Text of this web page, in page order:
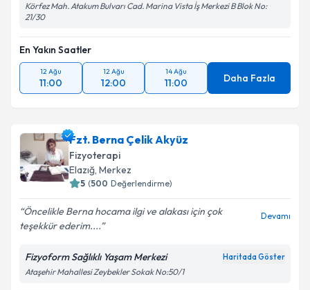
Körfez Mah. Atakum Bulvarı Cad. Marina Vista İş Merkezi B Blok No:
21/30
En Yakın Saatler
12 Ağu
11:00
12 Ağu
12:00
14 Ağu
11:00 Daha Fazla
Fzt. Berna Çelik Akyüz
Fizyoterapi
Elazığ, Merkez
5 (500 Değerlendirme)
Öncelikle Berna hocama ilgi ve alakası için çok
teşekkür ederim....
Devamı
Fizyoform Sağlıklı Yaşam Merkezi Haritada Göster
Ataşehir Mahallesi Zeybekler Sokak No:50/1